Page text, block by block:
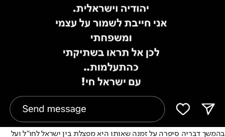
בהמשך דבריה סיפרה על זמנה שאותו היא מפצלת בין ישראל לחו"ל ועל